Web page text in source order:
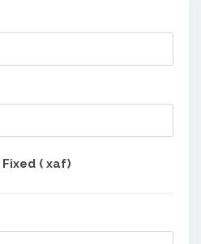
Fixed ( xaf)